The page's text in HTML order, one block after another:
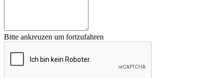
Bitte ankreuzen um fortzufahren